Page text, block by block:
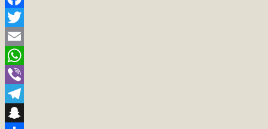
Facebook
Twitter
Email
WhatsApp
Viber
Telegram